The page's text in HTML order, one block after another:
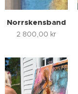
Norrskensband
2 800,00 kr